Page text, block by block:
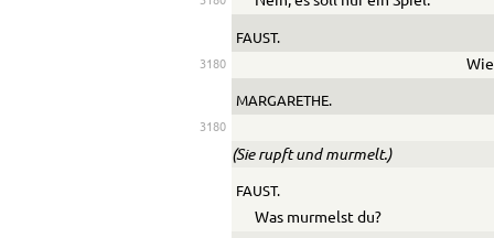
FAUST.
3180
MARGARETHE.
3180
(Sie rupft und murmelt.)
FAUST.
Was murmelst du?